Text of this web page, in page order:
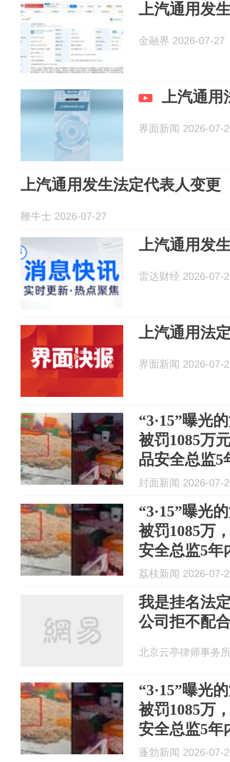
上汽通用发
金融界 2026-07-27
上汽通用
界面新闻 2026-07-
上汽通用发生法定代表人变更
鞭牛士 2026-07-27
上汽通用发
雷达财经 2026-07-
上汽通用法
界面新闻 2026-07-
“3·15”曝光
被罚1085万
品安全总监5
生产经营许
封面新闻 2026-07-
“3·15”曝光
被罚1085万
安全总监5年
产经营许可
荔枝新闻 2026-07-
我是挂名法
公司拒不配
北京云亭律师事务
“3·15”曝光
被罚1085万
安全总监5年
产经营许可
蓬勃新闻 2026-07-